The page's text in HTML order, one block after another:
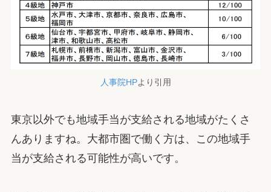
人事院HPより引用
東京以外でも地域手当が支給される地域がたくさ
んありますね。大都市圏で働く方は、この地域手
当が支給される可能性が高いです。